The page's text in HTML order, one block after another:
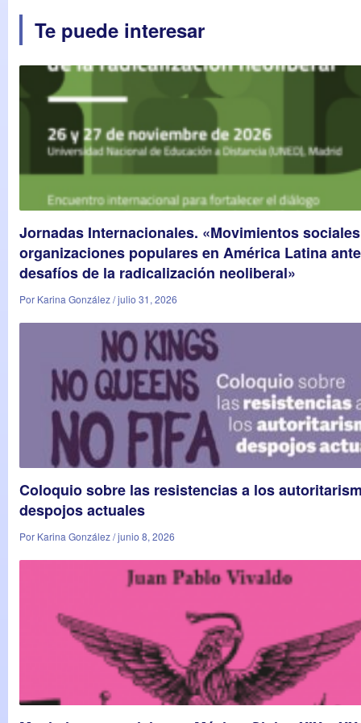
Te puede interesar
Jornadas Internacionales. «Movimientos
organizaciones populares en América Latina
desafíos de la radicalización neoliberal»
Por Karina González / julio 31, 2026
Coloquio sobre las resistencias a los
despojos actuales
Por Karina González / junio 8, 2026